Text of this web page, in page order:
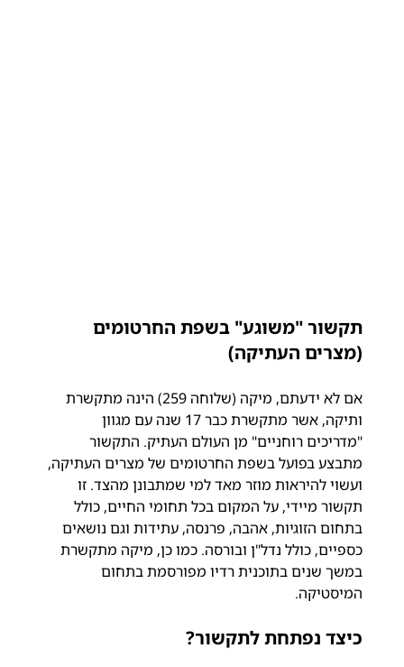
תקשור "משוגע" בשפת החרטומים
(מצרים העתיקה)
אם לא ידעתם, מיקה (שלוחה 259) הינה מתקשרת
ותיקה, אשר מתקשרת כבר 17 שנה עם מגוון
"מדריכים רוחניים" מן העולם העתיק. התקשור
מתבצע בפועל בשפת החרטומים של מצרים העתיקה,
ועשוי להיראות מוזר מאד למי שמתבונן מהצד. זו
תקשור מיידי, על המקום בכל תחומי החיים, כולל
בתחום הזוגיות, אהבה, פרנסה, עתידות וגם נושאים
כספיים, כולל נדל"ן ובורסה. כמו כן, מיקה מתקשרת
במשך שנים בתוכנית רדיו מפורסמת בתחום
המיסטיקה.
כיצד נפתחת לתקשור?